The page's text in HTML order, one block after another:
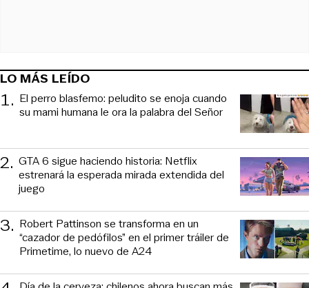
LO MÁS LEÍDO
1. El perro blasfemo: peludito se enoja cuando
su mami humana le ora la palabra del Señor
2. GTA 6 sigue haciendo historia: Netflix
estrenará la esperada mirada extendida del
juego
3. Robert Pattinson se transforma en un
“cazador de pedófilos” en el primer tráiler de
Primetime, lo nuevo de A24